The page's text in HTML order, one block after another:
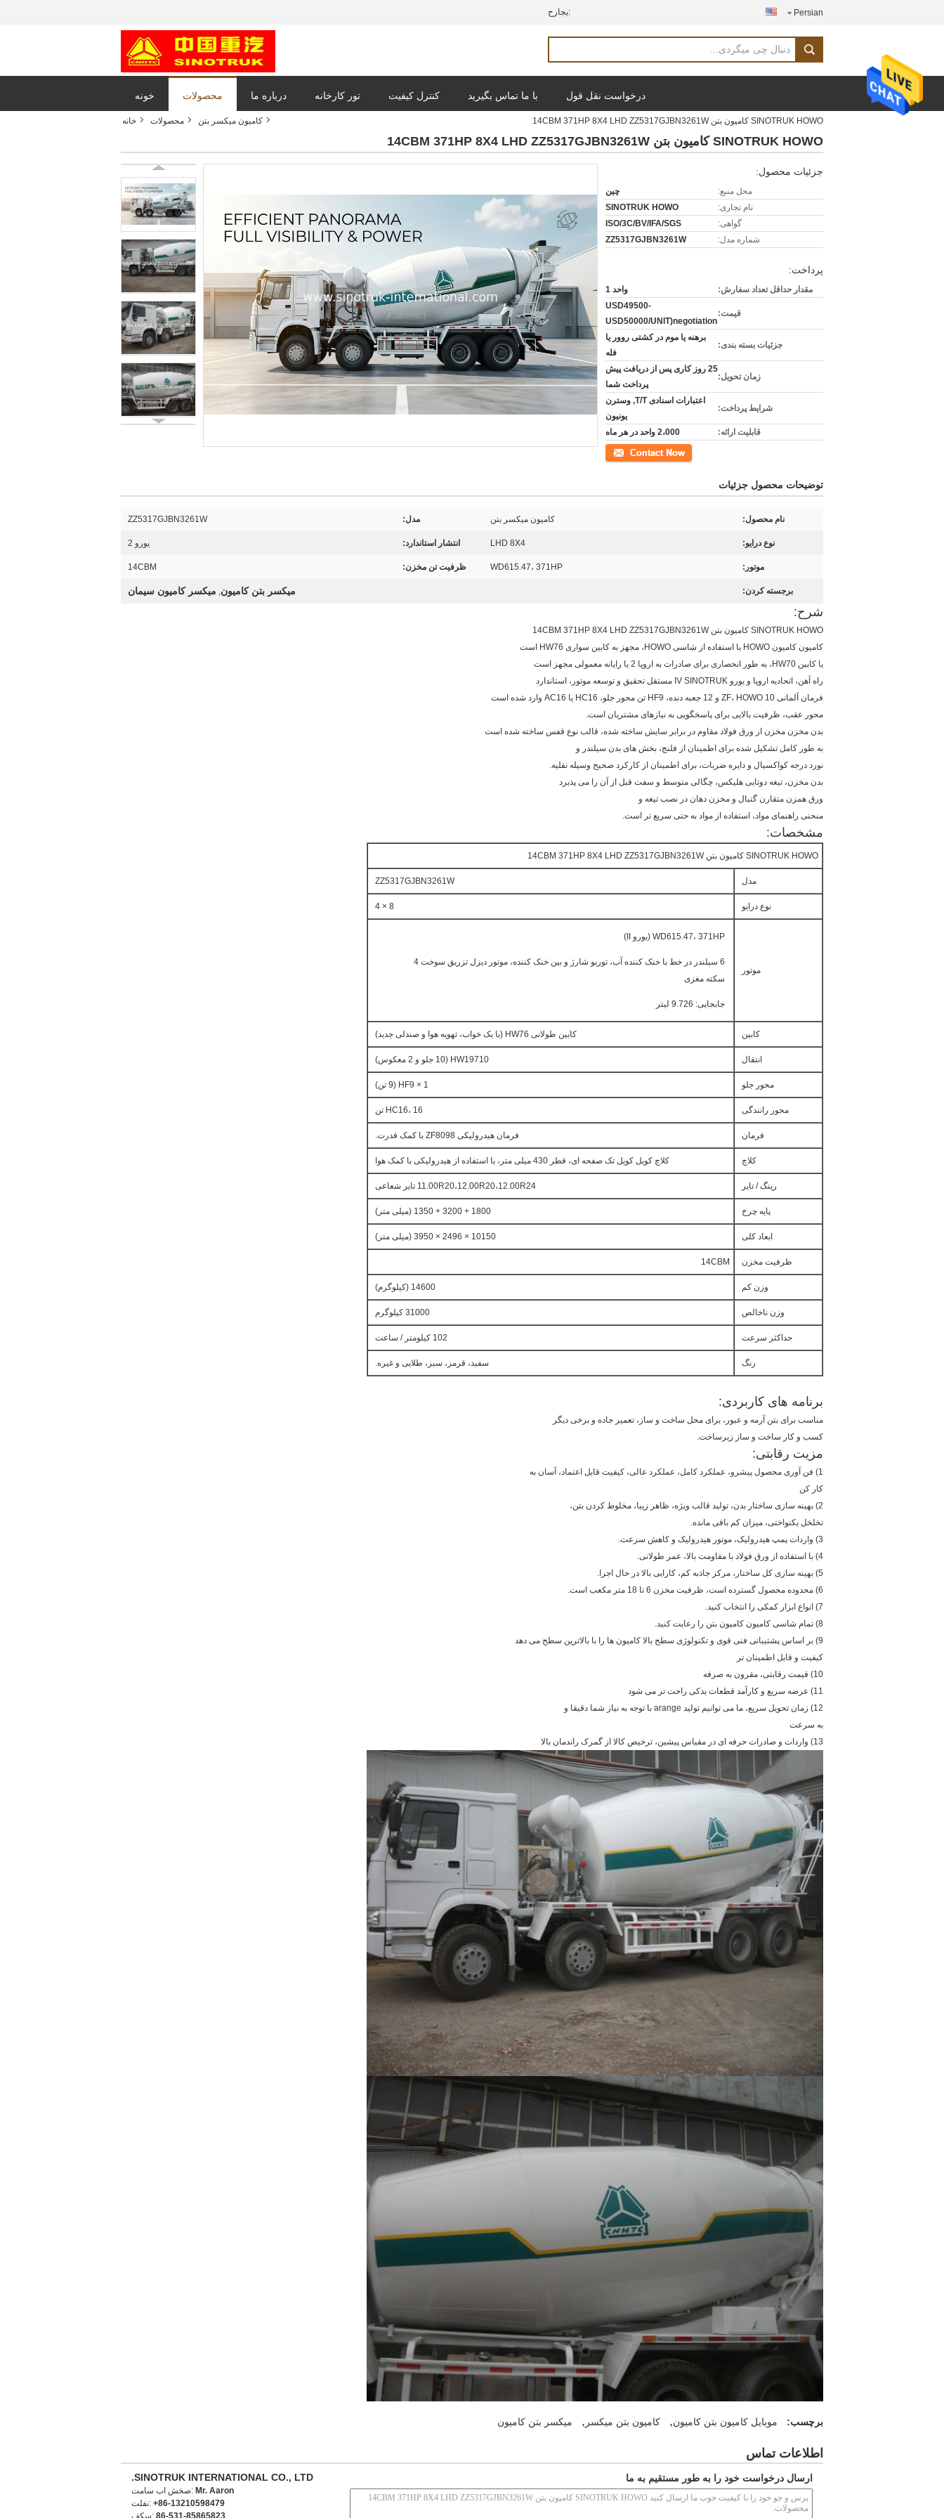
حراجی: Persian
خونه محصولات درباره ما تور کارخانه کنترل کیفیت با ما تماس بگیرید درخواست نقل قول
خانه محصولات کامیون میکسر بتن SINOTRUK HOWO کامیون بتن 14CBM 371HP 8X4 LHD ZZ5317GJBN3261W
SINOTRUK HOWO کامیون بتن 14CBM 371HP 8X4 LHD ZZ5317GJBN3261W
جزئیات محصول:
محل منبع:
چین
نام تجاری:
SINOTRUK HOWO
گواهی:
ISO/3C/BV/IFA/SGS
شماره مدل:
ZZ5317GJBN3261W
پرداخت:
مقدار حداقل تعداد سفارش: واحد 1
قیمت:
USD49500-
USD50000/UNIT)negotiation
جزئیات بسته بندی:
برهنه یا موم در کشتی روور یا
فله
زمان تحویل:
25 روز کاری پس از دریافت پیش
پرداخت شما
شرایط پرداخت:
اعتبارات اسنادی T/T, وسترن
یونیون
قابلیت ارائه:
2،000 واحد در هر ماه
مخاطب
توضیحات محصول جزئیات
نام محصول: کامیون میکسر بتن مدل: ZZ5317GJBN3261W
نوع درایو: LHD 8X4 انتشار استاندارد: یورو 2
موتور: WD615.47، 371HP ظرفیت تن مخزن: 14CBM
برجسته کردن: میکسر بتن کامیون, میکسر کامیون سیمان
شرح:
SINOTRUK HOWO کامیون بتن 14CBM 371HP 8X4 LHD ZZ5317GJBN3261W
کامیون کامیون HOWO با استفاده از شاسی HOWO، مجهز به کابین سواری HW76 است
یا کابین HW70، به طور انحصاری برای صادرات به اروپا 2 یا رایانه معمولی مجهز است
راه آهن، اتحادیه اروپا و یورو IV SINOTRUK مستقل تحقیق و توسعه موتور، استاندارد
فرمان آلمانی ZF، HOWO 10 و 12 جعبه دنده، HF9 تن محور جلو، HC16 یا AC16 وارد شده است
محور عقب، ظرفیت بالایی برای پاسخگویی به نیازهای مشتریان است.
بدن مخزن مخزن از ورق فولاد مقاوم در برابر سایش ساخته شده، قالب نوع قفس ساخته شده است
به طور کامل تشکیل شده برای اطمینان از فلنج، بخش های بدن سیلندر و
نورد درجه کواکسیال و دایره ضربات، برای اطمینان از کارکرد صحیح وسیله نقلیه.
بدن مخزن، تیغه دوتایی هلیکس، چگالی متوسط ​​و سفت قبل از آن را می پذیرد
ورق همزن متقارن گتبال و مخزن دهان در نصب تیغه و
منحنی راهنمای مواد، استفاده از مواد به حتی سریع تر است.
مشخصات:
SINOTRUK HOWO کامیون بتن 14CBM 371HP 8X4 LHD ZZ5317GJBN3261W
مدل ZZ5317GJBN3261W
نوع درایو 8 × 4
موتور
WD615.47، 371HP (یورو II)
6 سیلندر در خط با خنک کننده آب، توربو شارژ و بین خنک کننده، موتور دیزل تزریق سوخت 4
سکته مغزی
جابجایی: 9.726 لیتر
کابین کابین طولانی HW76 (با یک خواب، تهویه هوا و صندلی جدید)
انتقال HW19710 (10 جلو و 2 معکوس)
محور جلو 1 × HF9 (9 تن)
محور رانندگی HC16، 16 تن
فرمان فرمان هیدرولیکی ZF8098 با کمک قدرت.
کلاچ کلاچ کویل کویل تک صفحه ای، قطر 430 میلی متر، با استفاده از هیدرولیکی با کمک هوا
رینگ / تایر 11.00R20،12.00R20،12.00R24 تایر شعاعی
پایه چرخ 1800 + 3200 + 1350 (میلی متر)
ابعاد کلی 10150 × 2496 × 3950 (میلی متر)
ظرفیت مخزن 14CBM
وزن کم 14600 (کیلوگرم)
وزن ناخالص 31000 کیلوگرم
حداکثر سرعت 102 کیلومتر / ساعت
رنگ سفید، قرمز، سبز، طلایی و غیره.
برنامه های کاربردی:
مناسب برای بتن آرمه و عبور، برای محل ساخت و ساز، تعمیر جاده و برخی دیگر
کسب و کار ساخت و ساز زیرساخت.
مزیت رقابتی:
1) فن آوری محصول پیشرو، عملکرد کامل، عملکرد عالی، کیفیت قابل اعتماد، آسان به
کار کن
2) بهینه سازی ساختار بدن، تولید قالب ویژه، ظاهر زیبا، مخلوط کردن بتن،
تخلخل یکنواختی، میزان کم باقی مانده.
3) واردات پمپ هیدرولیک، موتور هیدرولیک و کاهش سرعت.
4) با استفاده از ورق فولاد با مقاومت بالا، عمر طولانی.
5) بهینه سازی کل ساختار، مرکز جاذبه کم، کارایی بالا در حال اجرا.
6) محدوده محصول گسترده است، ظرفیت مخزن 6 تا 18 متر مکعب است.
7) انواع ابزار کمکی را انتخاب کنید.
8) تمام شاسی کامیون کامیون بتن را رعایت کنید.
9) بر اساس پشتیبانی فنی قوی و تکنولوژی سطح بالا کامیون ها را با بالاترین سطح می دهد
کیفیت و قابل اطمینان تر
10) قیمت رقابتی، مقرون به صرفه
11) عرضه سریع و کارآمد قطعات یدکی راحت تر می شود
12) زمان تحویل سریع، ما می توانیم تولید arange با توجه به نیاز شما دقیقا و
به سرعت
13) واردات و صادرات حرفه ای در مقیاس پیشین، ترخیص کالا از گمرک راندمان بالا
برچسب: موبایل کامیون بتن کامیون, کامیون بتن میکسر , میکسر بتن کامیون
اطلاعات تماس
SINOTRUK INTERNATIONAL CO., LTD.
تماس با شخص: Mr. Aaron
تلفن: +86-13210598479
فکس: 86-531-85865823
ارسال درخواست خود را به طور مستقیم به ما